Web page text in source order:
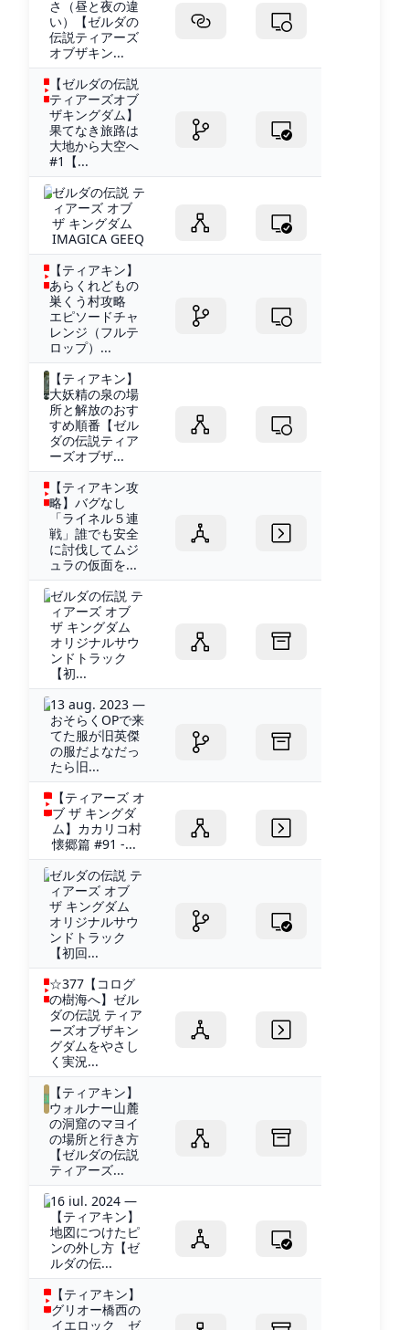
さ（昼と夜の違
い）【ゼルダの
伝説ティアーズ
オブザキン...
【ゼルダの伝説
ティアーズオブ
ザキングダム】
果てなき旅路は
大地から大空へ
#1【...
ゼルダの伝説 テ
ィアーズ オブ
ザ キングダム
IMAGICA GEEQ
【ティアキン】
あらくれどもの
巣くう村攻略
エピソードチャ
レンジ（フルテ
ロップ）...
【ティアキン】
大妖精の泉の場
所と解放のおす
すめ順番【ゼル
ダの伝説ティア
ーズオブザ...
【ティアキン攻
略】バグなし
「ライネル５連
戦」誰でも安全
に討伐してムジ
ュラの仮面を...
ゼルダの伝説 テ
ィアーズ オブ
ザ キングダム
オリジナルサウ
ンドトラック
【初...
13 aug. 2023 —
おそらくOPで来
てた服が旧英傑
の服だよなだっ
たら旧...
【ティアーズ オ
ブ ザ キングダ
ム】カカリコ村
懐郷篇 #91 -...
ゼルダの伝説 テ
ィアーズ オブ
ザ キングダム
オリジナルサウ
ンドトラック
【初回...
☆377【コログ
の樹海へ】ゼル
ダの伝説 ティア
ーズオブザキン
グダムをやさし
く実況...
【ティアキン】
ウォルナー山麓
の洞窟のマヨイ
の場所と行き方
【ゼルダの伝説
ティアーズ...
16 iul. 2024 —
【ティアキン】
地図につけたピ
ンの外し方【ゼ
ルダの伝...
【ティアキン】
グリオー橋西の
イエロック ゼ